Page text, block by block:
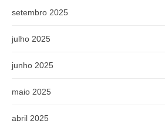
setembro 2025
julho 2025
junho 2025
maio 2025
abril 2025